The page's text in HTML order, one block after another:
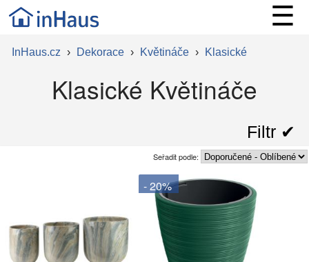
☰
InHaus.cz › Dekorace › Květináče › Klasické
Klasické Květináče
Filtr ✔︎
Seřadit podle:
- 20%